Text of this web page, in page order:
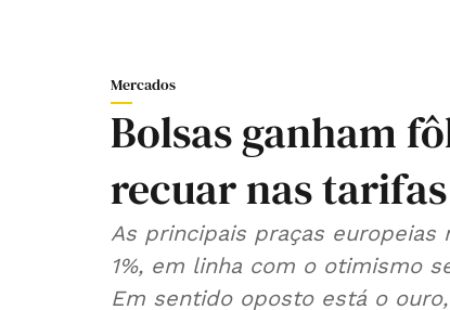
Mercados
Bolsas ganham
recuar nas
As principais praças europeias
1%, em linha com o otimismo
Em sentido oposto está o